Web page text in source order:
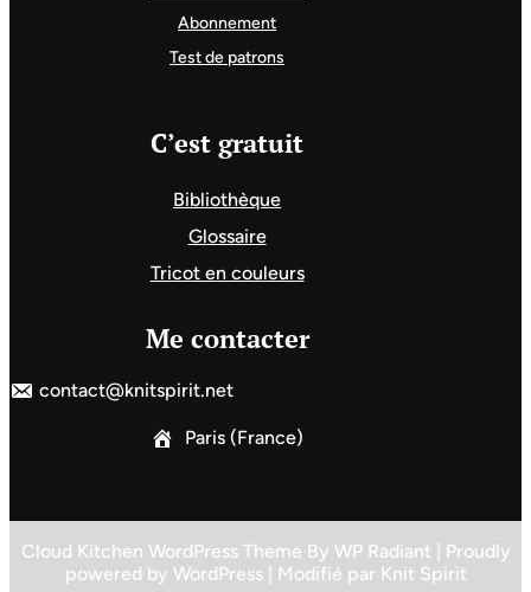
Abonnement
Test de patrons
C’est gratuit
Bibliothèque
Glossaire
Tricot en couleurs
Me contacter
contact@knitspirit.net
Paris (France)
Cloud Kitchen WordPress Theme By WP Radiant | Proudly
powered by WordPress| Modifié par Knit Spirit